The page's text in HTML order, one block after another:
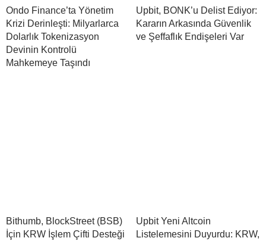
Ondo Finance’ta Yönetim
Krizi Derinleşti: Milyarlarca
Dolarlık Tokenizasyon
Devinin Kontrolü
Mahkemeye Taşındı
Upbit, BONK’u Delist Ediyor:
Kararın Arkasında Güvenlik
ve Şeffaflık Endişeleri Var
Bithumb, BlockStreet (BSB)
İçin KRW İşlem Çifti Desteği
Upbit Yeni Altcoin
Listelemesini Duyurdu: KRW,